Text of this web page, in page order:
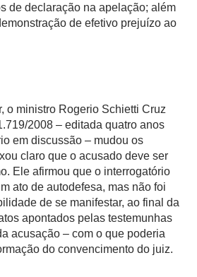
de declaração na apelação; além
de efetivo prejuízo ao
o ministro Rogerio Schietti Cruz
2008 – editada quatro anos
em discussão – mudou os
claro que o acusado deve ser
Ele afirmou que o interrogatório
ato de autodefesa, mas não foi
de se manifestar, ao final da
apontados pelas testemunhas
acusação – com o que poderia
do convencimento do juiz.